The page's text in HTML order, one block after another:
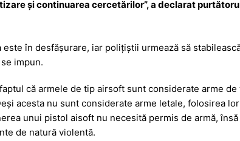
și continuarea cercetărilor”, a declarat
este în desfășurare, iar polițiștii urmează să
impun.
că armele de tip airsoft sunt considerate arme
acesta nu sunt considerate arme letale, folosirea
unui pistol aisoft nu necesită permis de armă,
de natură violentă.